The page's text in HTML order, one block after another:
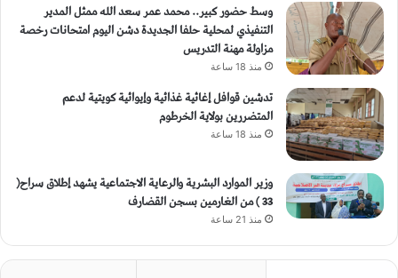
وسط حضور كبير.. محمد عمر سعد الله ممثل المدير
التنفيذي لمحلية حلفا الجديدة دشن اليوم امتحانات رخصة
مزاولة مهنة التدريس
منذ 18 ساعة
تدشين قوافل إغاثية غذائية وإيوائية كويتية لدعم
المتضررين بولاية الخرطوم
منذ 18 ساعة
وزير الموارد البشرية والرعاية الاجتماعية يشهد إطلاق سراح(
33 ) من الغارمين بسجن القضارف
منذ 21 ساعة